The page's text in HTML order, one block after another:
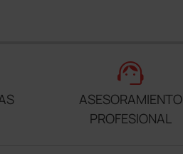
support_agent
ASESORAMIENTO
PROFESIONAL